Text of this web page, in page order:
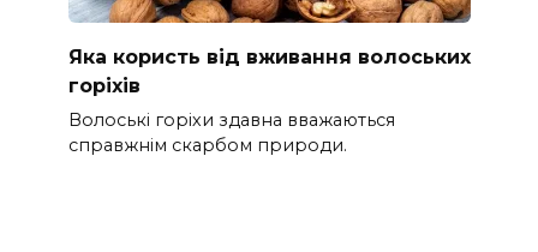
Яка користь від вживання волоських
горіхів
Волоські горіхи здавна вважаються
справжнім скарбом природи.